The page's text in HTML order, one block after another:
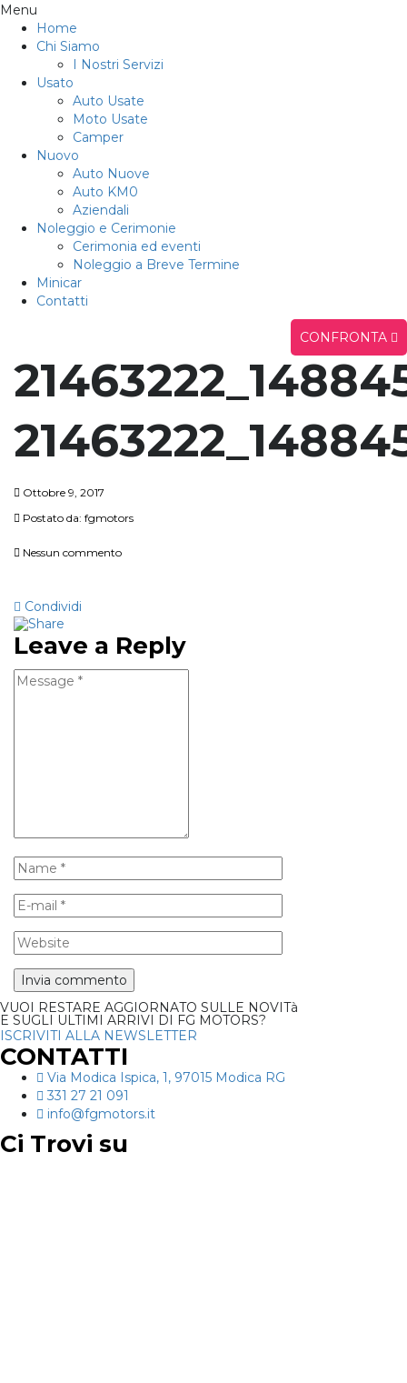
Menu
Home
Chi Siamo
I Nostri Servizi
Usato
Auto Usate
Moto Usate
Camper
Nuovo
Auto Nuove
Auto KM0
Aziendali
Noleggio e Cerimonie
Cerimonia ed eventi
Noleggio a Breve Termine
Minicar
Contatti
CONFRONTA
Ottobre 9, 2017
Postato da: fgmotors
Nessun commento
Condividi
Leave a Reply
VUOI RESTARE AGGIORNATO SULLE NOVITà
E SUGLI ULTIMI ARRIVI DI FG MOTORS?
ISCRIVITI ALLA NEWSLETTER
CONTATTI
Via Modica Ispica, 1, 97015 Modica RG
331 27 21 091
info@fgmotors.it
Ci Trovi su